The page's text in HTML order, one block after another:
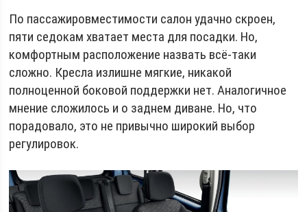
По пассажировместимости салон удачно скроен,
пяти седокам хватает места для посадки. Но,
комфортным расположение назвать всё-таки
сложно. Кресла излишне мягкие, никакой
полноценной боковой поддержки нет. Аналогичное
мнение сложилось и о заднем диване. Но, что
порадовало, это не привычно широкий выбор
регулировок.